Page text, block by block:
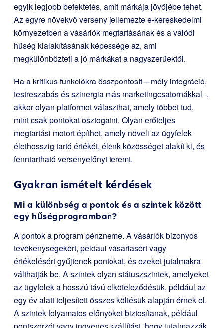
egyik legjobb befektetés, amit márkája jövőjébe tehet.
Az egyre növekvő verseny jellemezte e-kereskedelmi
környezetben a vásárlók megtartásának és a valódi
hűség kialakításának képessége az, ami
megkülönbözteti a jó márkákat a nagyszerűektől.
Ha a kritikus funkciókra összpontosít – mély integráció,
testreszabás és szinergia más marketingcsatornákkal -,
akkor olyan platformot választhat, amely többet tud,
mint csak pontokat osztogatni. Olyan erőteljes
megtartási motort építhet, amely növeli az ügyfelek
élethosszig tartó értékét, élénk közösséget alakít ki, és
fenntartható versenyelőnyt teremt.
Gyakran ismételt kérdések
Mi a különbség a pontok és a szintek között
egy hűségprogramban?
A pontok a program pénzneme. A vásárlók bizonyos
tevékenységekért, például vásárlásért vagy
értékelésért gyűjtenek pontokat, és ezeket jutalmakra
válthatják be. A szintek olyan státuszszintek, amelyeket
az ügyfelek a hosszú távú elköteleződésük, például az
egy év alatt teljesített összes költésük alapján érnek el.
A szintek folyamatos előnyöket biztosítanak, például
pontszorzót vagy ingyenes szállítást, hogy jutalmazzák